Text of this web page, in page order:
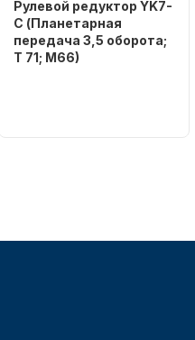
Рулевой редуктор YK7-
C (Планетарная
передача 3,5 оборота;
T 71; M66)